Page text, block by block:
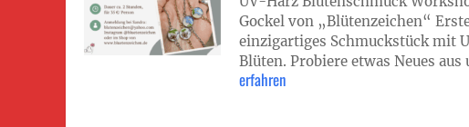
Gockel von „Blütenzeichen“
einzigartiges Schmuckstück mit
Blüten. Probiere etwas Neues aus
erfahren